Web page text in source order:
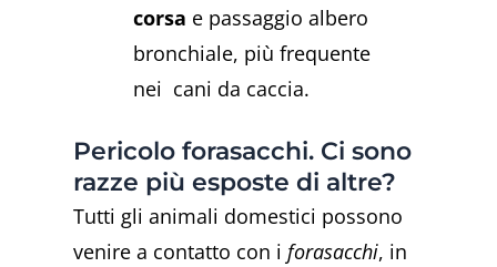
corsa e passaggio albero
bronchiale, più frequente
nei cani da caccia.
Pericolo forasacchi. Ci sono
razze più esposte di altre?
Tutti gli animali domestici possono
venire a contatto con iforasacchi, in